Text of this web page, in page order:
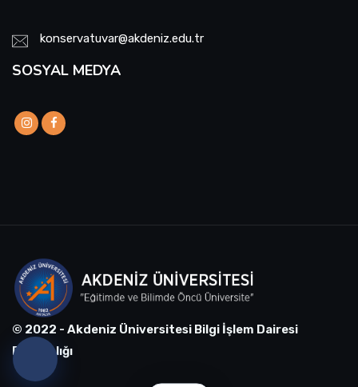
konservatuvar@akdeniz.edu.tr
SOSYAL MEDYA
© 2022 - Akdeniz Üniversitesi Bilgi İşlem Dairesi
Başkanlığı